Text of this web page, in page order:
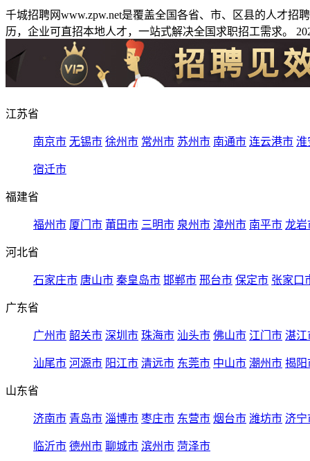
千城招聘网www.zpw.net是覆盖全国各省、市、区县的人才
历，企业可直招本地人才，一站式解决全国求职招工需求。
江苏省
南京市 无锡市 徐州市 常州市 苏州市 南通市 连云港市 淮
宿迁市
福建省
福州市 厦门市 莆田市 三明市 泉州市 漳州市 南平市 龙岩
河北省
石家庄市 唐山市 秦皇岛市 邯郸市 邢台市 保定市 张家口
广东省
广州市 韶关市 深圳市 珠海市 汕头市 佛山市 江门市 湛江
汕尾市 河源市 阳江市 清远市 东莞市 中山市 潮州市 揭阳
山东省
济南市 青岛市 淄博市 枣庄市 东营市 烟台市 潍坊市 济宁
临沂市 德州市 聊城市 滨州市 菏泽市